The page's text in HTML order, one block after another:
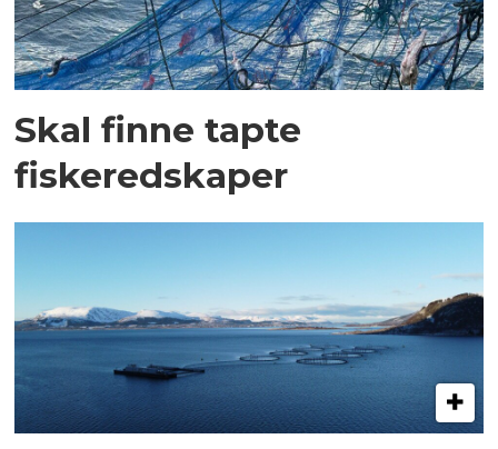
Skal finne tapte
fiskeredskaper